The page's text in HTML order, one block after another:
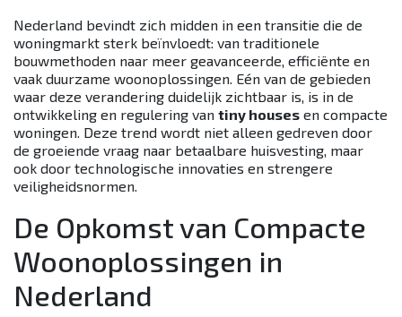
Nederland bevindt zich midden in een transitie die de
woningmarkt sterk beïnvloedt: van traditionele
bouwmethoden naar meer geavanceerde, efficiënte en
vaak duurzame woonoplossingen. Eén van de gebieden
waar deze verandering duidelijk zichtbaar is, is in de
ontwikkeling en regulering van tiny houses en compacte
woningen. Deze trend wordt niet alleen gedreven door
de groeiende vraag naar betaalbare huisvesting, maar
ook door technologische innovaties en strengere
veiligheidsnormen.
De Opkomst van Compacte
Woonoplossingen in
Nederland